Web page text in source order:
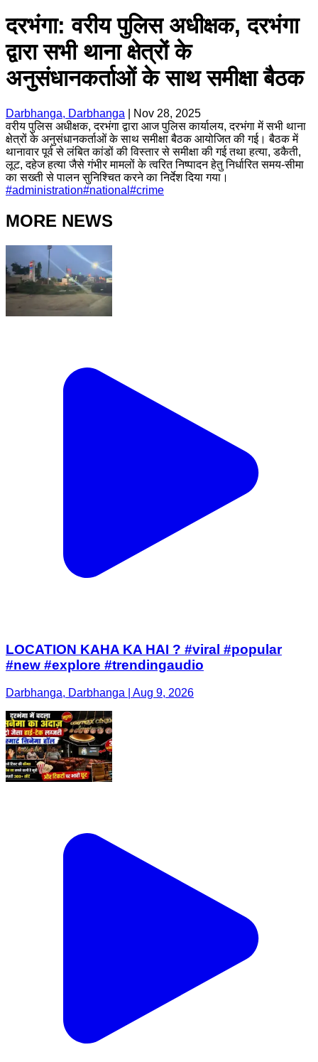
दरभंगा: वरीय पुलिस अधीक्षक, दरभंगा
द्वारा सभी थाना क्षेत्रों के
अनुसंधानकर्ताओं के साथ समीक्षा बैठक
Darbhanga, Darbhanga
Nov 28, 2025
वरीय पुलिस अधीक्षक, दरभंगा द्वारा आज पुलिस कार्यालय, दरभंगा में सभी थाना
क्षेत्रों के अनुसंधानकर्ताओं के साथ समीक्षा बैठक आयोजित की गई। बैठक में
थानावार पूर्व से लंबित कांडों की विस्तार से समीक्षा की गई तथा हत्या, डकैती,
लूट, दहेज हत्या जैसे गंभीर मामलों के त्वरित निष्पादन हेतु निर्धारित समय-सीमा
का सख्ती से पालन सुनिश्चित करने का निर्देश दिया गया।
#administration#national #crime
MORE NEWS
LOCATION KAHA KA HAI ? #viral #popular
#new #explore #trendingaudio
Darbhanga, Darbhanga | Aug 9, 2026